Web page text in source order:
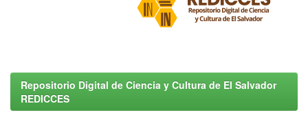
Repositorio Digital de Ciencia y Cultura de El Salvador
REDICCES